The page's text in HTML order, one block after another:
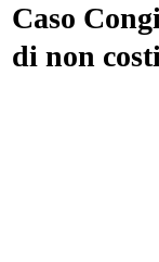
Caso
di non